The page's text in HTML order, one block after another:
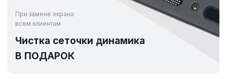
При замене экрана
всем клиентам
Чистка сеточки динамика
В ПОДАРОК